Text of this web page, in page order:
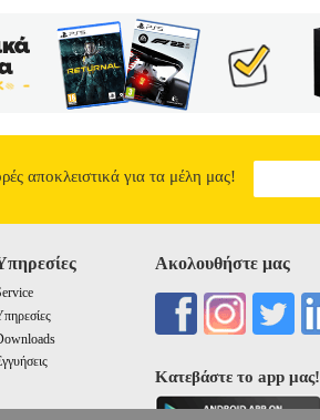
αποκλειστικά για τα μέλη μας!
Ακολουθήστε μας
Κατεβάστε το app μας!